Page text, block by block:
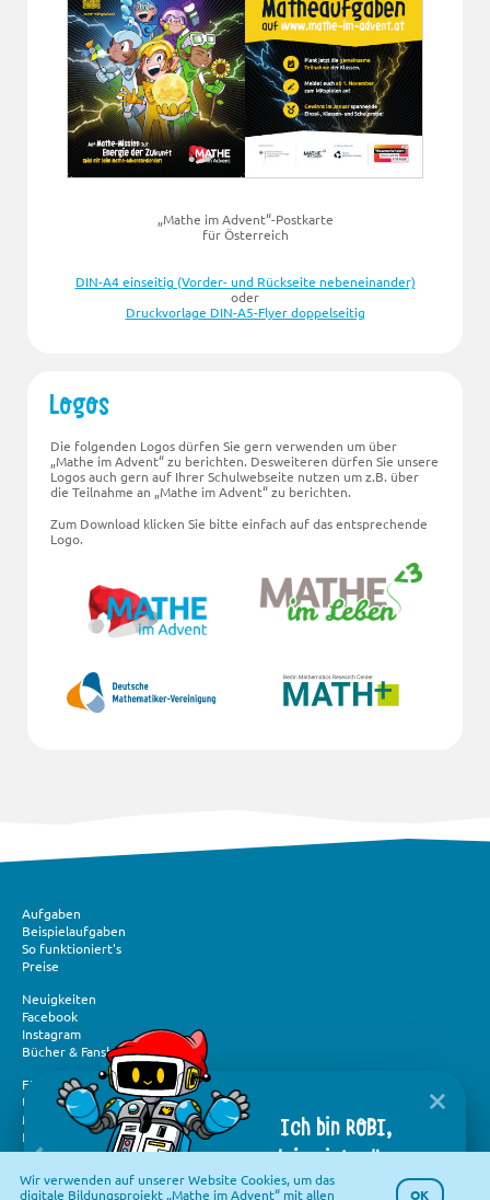
Wir verwenden auf unserer Website Cookies, um das
digitale Bildungsprojekt „Mathe im Advent“ mit allen
OK
Ich bin ROBI,
dein virtueller
Assistent.
„Mathe im Advent“-Postkarte
für Österreich
DIN-A4 einseitig (Vorder- und Rückseite nebeneinander)
oder
Druckvorlage DIN-A5-Flyer doppelseitig
Logos
Die folgenden Logos dürfen Sie gern verwenden um über
„Mathe im Advent“ zu berichten. Desweiteren dürfen Sie unsere
Logos auch gern auf Ihrer Schulwebseite nutzen um z.B. über
die Teilnahme an „Mathe im Advent“ zu berichten.
Zum Download klicken Sie bitte einfach auf das entsprechende
Logo.
Aufgaben
Beispielaufgaben
So funktioniert's
Preise
Neuigkeiten
Facebook
Instagram
Bücher & Fanshop
Förderung und Spenden
Über „Mathe im Advent“
Medien und Presse
Flyer & Logos
Kontakt